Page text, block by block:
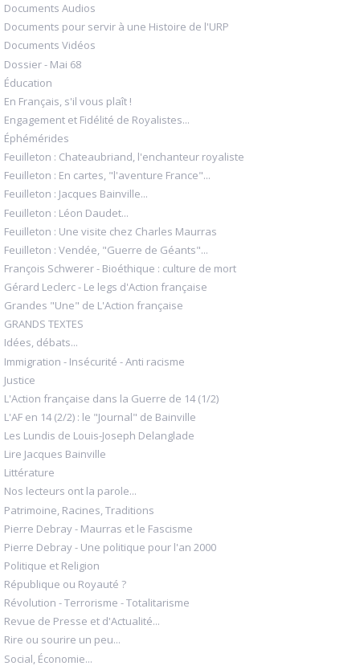
Documents Audios
Documents pour servir à une Histoire de l'URP
Documents Vidéos
Dossier - Mai 68
Éducation
En Français, s'il vous plaît !
Engagement et Fidélité de Royalistes...
Éphémérides
Feuilleton : Chateaubriand, l'enchanteur royaliste
Feuilleton : En cartes, "l'aventure France"...
Feuilleton : Jacques Bainville...
Feuilleton : Léon Daudet...
Feuilleton : Une visite chez Charles Maurras
Feuilleton : Vendée, "Guerre de Géants"...
François Schwerer - Bioéthique : culture de mort
Gérard Leclerc - Le legs d'Action française
Grandes "Une" de L'Action française
GRANDS TEXTES
Idées, débats...
Immigration - Insécurité - Anti racisme
Justice
L'Action française dans la Guerre de 14 (1/2)
L'AF en 14 (2/2) : le "Journal" de Bainville
Les Lundis de Louis-Joseph Delanglade
Lire Jacques Bainville
Littérature
Nos lecteurs ont la parole...
Patrimoine, Racines, Traditions
Pierre Debray - Maurras et le Fascisme
Pierre Debray - Une politique pour l'an 2000
Politique et Religion
République ou Royauté ?
Révolution - Terrorisme - Totalitarisme
Revue de Presse et d'Actualité...
Rire ou sourire un peu...
Social, Économie...